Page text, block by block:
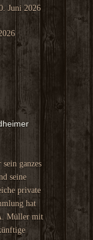
Juni 2026
ganzes
seine
private
hat
Müller mit